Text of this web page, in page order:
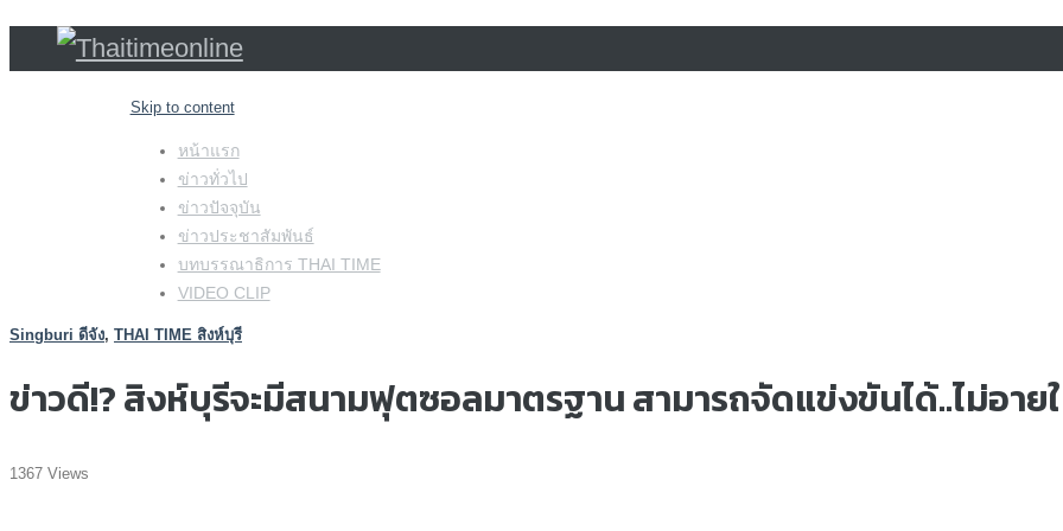
Skip to content
หน้าแรก
ข่าวทั่วไป
ข่าวปัจจุบัน
ข่าวประชาสัมพันธ์
บทบรรณาธิการ THAI TIME
VIDEO CLIP
Singburi ดีจัง, THAI TIME สิงห์บุรี
ข่าวดี!? สิงห์บุรีจะมีสนามฟุตซอลมาตรฐาน สามารถจัดแข่งขันได้..ไม่อาย
1367 Views